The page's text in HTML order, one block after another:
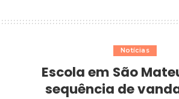
Notícias
Escola em São
sequência de